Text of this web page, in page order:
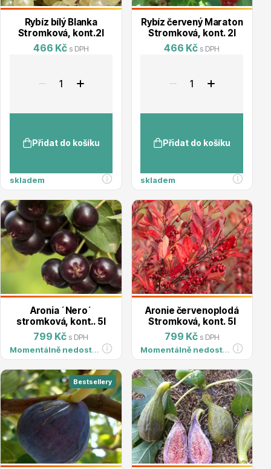
Živé ploty
Ovocné stromy
Okrasné trávy
Rybíz bílý Blanka
Stromková, kont.2l
466 Kč s DPH
Přidat do košíku
skladem
Rybíz červený Maraton
Stromková, kont. 2l
466 Kč s DPH
Přidat do košíku
skladem
Aronia ´Nero´
stromková, kont.. 5l
799 Kč s DPH
Momentálně nedostupné
Aronie červenoplodá
Stromková, kont. 5l
799 Kč s DPH
Momentálně nedostupné
Bestsellery